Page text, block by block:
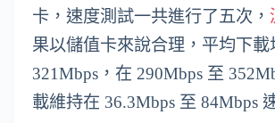
卡，速度測試一共進行了五次，
果以儲值卡來說合理，平均下載
321Mbps，在 290Mbps 至
載維持在 36.3Mbps 至 84Mbps